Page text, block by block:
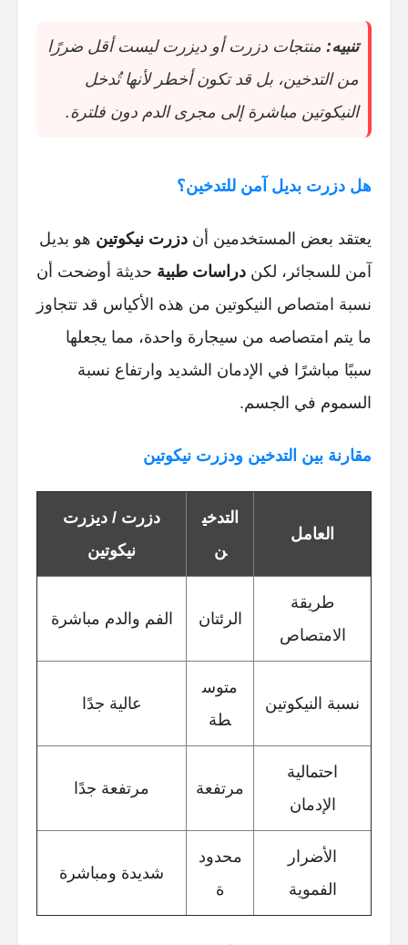
تنبيه: منتجات دزرت أو ديزرت ليست أقل ضررًا
من التدخين، بل قد تكون أخطر لأنها تُدخل
النيكوتين مباشرة إلى مجرى الدم دون فلترة.
هل دزرت بديل آمن للتدخين؟
يعتقد بعض المستخدمين أن دزرت نيكوتين هو بديل
آمن للسجائر، لكن دراسات طبية حديثة أوضحت أن
نسبة امتصاص النيكوتين من هذه الأكياس قد تتجاوز
ما يتم امتصاصه من سيجارة واحدة، مما يجعلها
سببًا مباشرًا في الإدمان الشديد وارتفاع نسبة
السموم في الجسم.
مقارنة بين التدخين ودزرت نيكوتين
العامل
التدخي
ن
دزرت / ديزرت
نيكوتين
طريقة
الامتصاص
الرئتان الفم والدم مباشرة
نسبة النيكوتين
متوس
طة
عالية جدًا
احتمالية
الإدمان
مرتفعة مرتفعة جدًا
الأضرار
الفموية
محدود
ة
شديدة ومباشرة